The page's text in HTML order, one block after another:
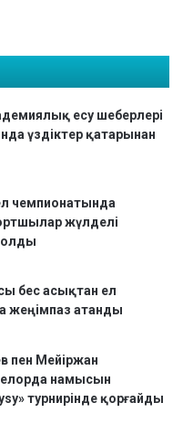
есу шеберлері
үздіктер қатарынан
чемпионатында
жүлделі
бес асықтан ел
жеңімпаз атанды
пен Мейіржан
намысын
турнирінде қорғайды